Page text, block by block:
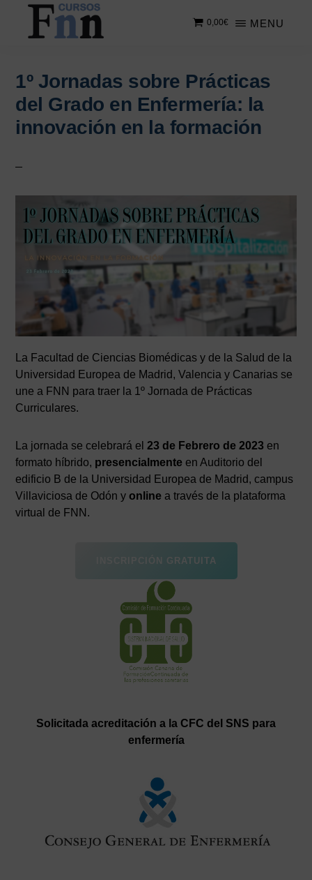
Saltar
contenido
cursos
online
MENU
0,00€
1º Jornadas sobre Prácticas
del Grado en Enfermería: la
innovación en la formación
La Facultad de Ciencias Biomédicas y de la Salud de la
Universidad Europea de Madrid, Valencia y Canarias se
une a FNN para traer la 1º Jornada de Prácticas
Curriculares.
La jornada se celebrará el23 de Febrero de 2023 en
formato híbrido, presencialmente en Auditorio del
edificio B de la Universidad Europea de Madrid, campus
Villaviciosa de Odón yonline a través de la plataforma
virtual de FNN.
INSCRIPCIÓN GRATUITA
Solicitada acreditación a la CFC del SNS para
enfermería